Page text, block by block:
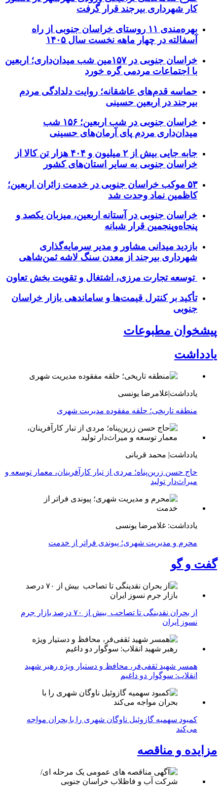
کار شهرداری بیرجند قرار گرفت
بهره‌مندی ۱۱ روستای خراسان جنوبی از راه
آسفالته در چهار ماهه نخست سال ۱۴۰۵
خراسان جنوبی در ۱۵۷مین شب میدان‌داری؛ اربعین
با اجتماعات مردمی گره خورد
حماسه قدم‌های عاشقانه؛ روایت دلدادگی مردم
بیرجند در اربعین حسینی
خراسان جنوبی در شب اربعین؛ ۱۵۶ شب
میدان‌داری مردم پای آرمان‌های حسینی
جابه جایی بیش از ۲ میلیون و ۴۰۴ هزار تن کالا از
خراسان جنوبی به سایر استان‌های کشور
۵۳ موکب خراسان جنوبی در خدمت زائران اربعین؛
کاظمین نماد وحدت شد
خراسان جنوبی در آستانه اربعین، میزبان یکصد و
پنجاه‌وپنجمین قرار شبانه
بازدید میدانی مشاور و مدیر سرمایه‌گذاری
شهرداری بیرجند از معدن سنگ لاشه ثمن‌شاهی
توسعه تجارت مرزی، اشتغال و تقویت بخش تعاون
تأکید بر کنترل قیمت‌ها و ساماندهی بازار خراسان
جنوبی
پیشخوان مطبوعات
یادداشت
یادداشت|غلامرضا یونسی
منطقه تاریخی؛ حلقه مفقوده مدیریت شهری
یادداشت| محمد قربانی
حاج حسن زرین‌پناه؛ مردی از تبار کارآفرینان، معمار توسعه و
میراث‌دار تولید
یادداشت: غلامرضا یونسی
محرم و مدیریت شهری؛ پیوندی فراتر از خدمت
گفت و گو
از بحران نقدینگی تا تصاحب بیش از ۷۰ درصد بازار جرم
نسوز ایران
همسر شهید ثقفی‌فر، محافظ و دستیار ویژه رهبر شهید
انقلاب: سوگوار دو داغیم
کمبود سهمیه گازوئیل ناوگان شهری را با بحران مواجه
می‌کند
مزایده و مناقصه